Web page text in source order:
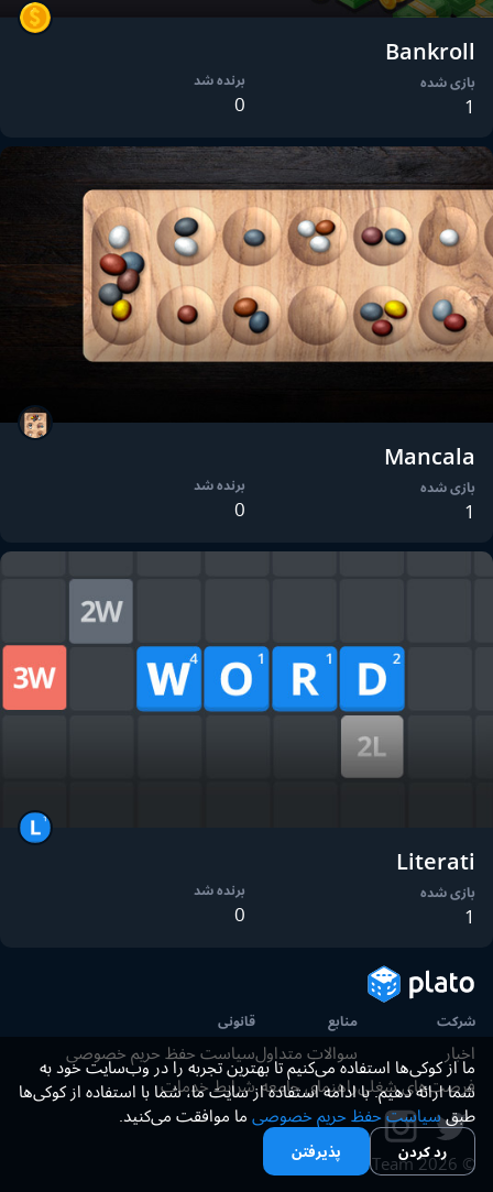
Bankroll
بازی شده
1
برنده شد
0
Mancala
بازی شده
1
برنده شد
0
Literati
بازی شده
1
برنده شد
0
شرکت
اخبار
فرصت‌های شغلی
منابع
سوالات متداول
راهنمای جامعه
قانونی
سیاست حفظ حریم خصوصی
شرایط خدمات
©
2026
Plato Team.
ما از کوکی‌ها استفاده می‌کنیم تا بهترین تجربه را در وب‌سایت خود به
شما ارائه دهیم. با ادامه استفاده از سایت ما، شما با استفاده از کوکی‌ها
طبقسیاست حفظ حریم خصوصی ما موافقت می‌کنید.
رد کردن پذیرفتن